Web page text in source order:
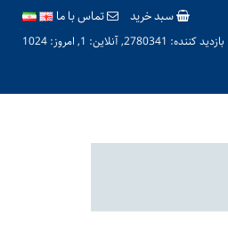
سبد خرید تماس با ما
بازدید کننده: 2780341, آنلاین: 1, امروز: 1024